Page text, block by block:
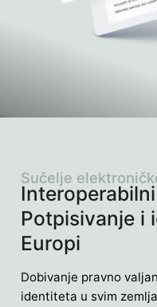
Potpisivanje i
Europi
Sučelje
Dobivanje pravno
identiteta u svim